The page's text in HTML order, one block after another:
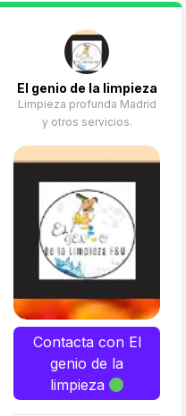
El genio de la limpieza
Limpieza profunda Madrid
y otros servicios.
Contacta con El
genio de la
limpieza